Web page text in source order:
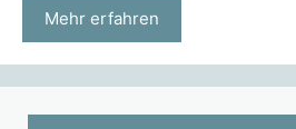
Mehr erfahren